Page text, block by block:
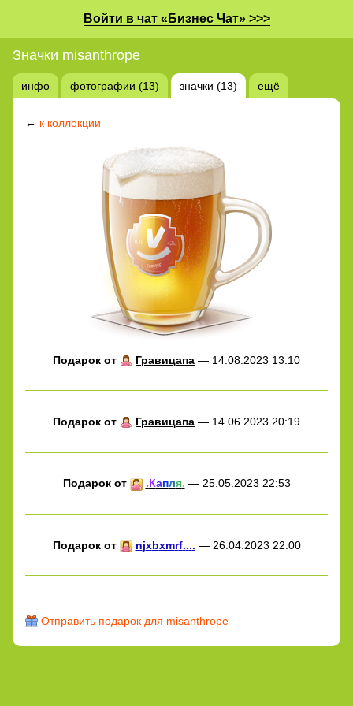
Войти в чат «Бизнес Чат» >>>
Значки misanthrope
инфо фотографии (13) значки (13) ещё
← к коллекции
Подарок от Гравицапа — 14.08.2023 13:10
Подарок от Гравицапа — 14.06.2023 20:19
Подарок от .Капля. — 25.05.2023 22:53
Подарок от njxbxmrf.... — 26.04.2023 22:00
Отправить подарок для misanthrope